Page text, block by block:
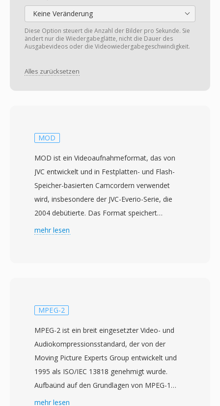
Keine Veränderung
Diese Option steuert die Anzahl der Bilder pro Sekunde. Sie
ändert nur die Wiedergabeglätte, nicht die Dauer des
Ausgabevideos oder die Videowiedergabegeschwindigkeit.
Alles zurücksetzen
MOD
MOD ist ein Videoaufnahmeformat, das von
JVC entwickelt und in Festplatten- und Flash-
Speicher-basierten Camcordern verwendet
wird, insbesondere der JVC-Everio-Serie, die
2004 debütierte. Das Format speichert
Standard-Definition-MPEG-2-Programm-
abgespielt oder verarbeitet werden können, die
nur durch eine Aenderung der
Dateierweiterung. JVC entwarf MOD als
praktische Brücke zwischen bandbasierter DV-
Aufnahme und vollständig dateibasierten
Workflows, sodass Benutzer direkt auf
mehr lesen
MPEG-2
MPEG-2 ist ein breit eingesetzter Video- und
Audiokompressionsstandard, der von der
Moving Picture Experts Group entwickelt und
1995 als ISO/IEC 13818 genehmigt wurde.
Aufbaünd auf den Grundlagen von MPEG-1
wurde MPEG-2 für höhere Bitraten und
mehr lesen